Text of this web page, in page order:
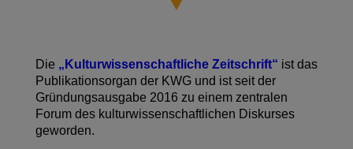
Die „Kulturwissenschaftliche Zeitschrift“ ist das
Publikationsorgan der KWG und ist seit der
Gründungsausgabe 2016 zu einem zentralen
Forum des kulturwissenschaftlichen Diskurses
geworden.